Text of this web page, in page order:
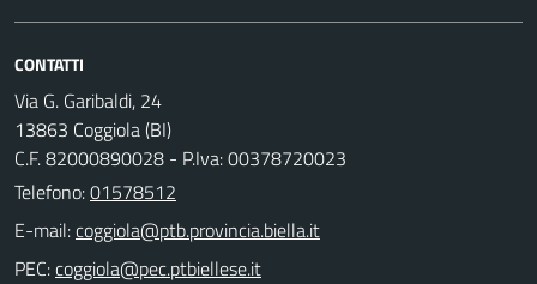
CONTATTI
Via G. Garibaldi, 24
13863 Coggiola (BI)
C.F. 82000890028 - P.Iva: 00378720023
Telefono:01578512
E-mail:
PEC: